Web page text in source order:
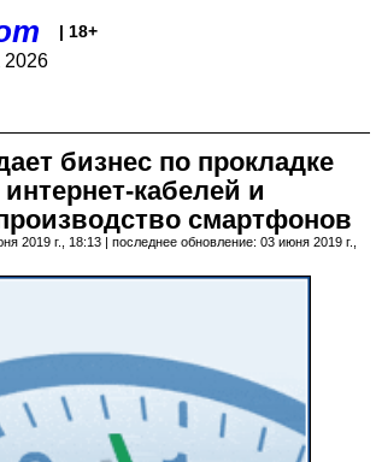
| 18+
2026
бизнес по прокладке
кабелей и
смартфонов
2019 г., 18:13 | последнее обновление: 03 июня 2019 г.,